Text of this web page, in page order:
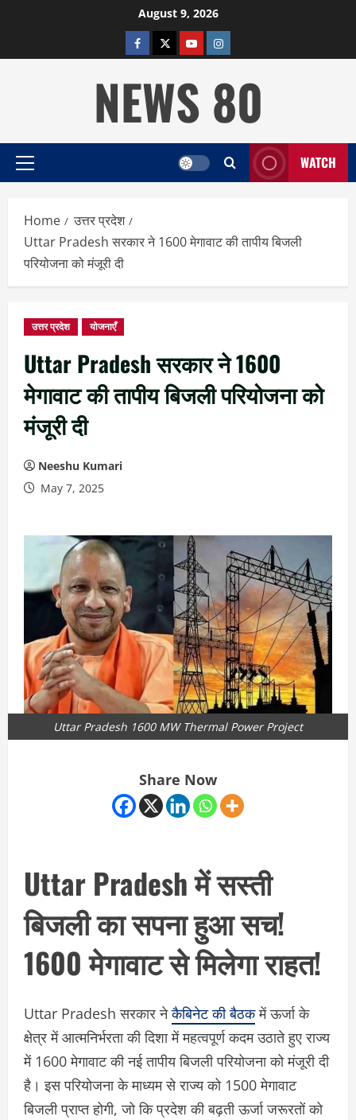
August 9, 2026
facebooktwitterYOUTUBE
instagram
NEWS 80
Primary
WATCH
Home
उत्तर प्रदेश
Uttar Pradesh सरकार ने 1600 मेगावाट की तापीय बिजली
परियोजना को मंजूरी दी
उत्तर प्रदेश योजनाएँ
Uttar Pradesh सरकार ने 1600
मेगावाट की तापीय बिजली परियोजना को
मंजूरी दी
Neeshu Kumari
May 7, 2025
Uttar Pradesh 1600 MW Thermal Power Project
Share Now
Uttar Pradesh में सस्ती
बिजली का सपना हुआ सच!
1600 मेगावाट से मिलेगा राहत!
Uttar Pradesh सरकार नेकैबिनेट की बैठकमें ऊर्जा के
क्षेत्र में आत्मनिर्भरता की दिशा में महत्वपूर्ण कदम उठाते हुए राज्य
में 1600 मेगावाट की नई तापीय बिजली परियोजना को मंजूरी दी
है। इस परियोजना के माध्यम से राज्य को 1500 मेगावाट
बिजली प्राप्त होगी, जो कि प्रदेश की बढ़ती ऊर्जा जरूरतों को